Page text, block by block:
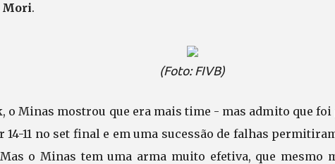
Mori.
(Foto: FIVB)
o Minas mostrou que era mais time - mas admito que
14-11 no set final e em uma sucessão de falhas
Mas o Minas tem uma arma muito efetiva, que mesmo